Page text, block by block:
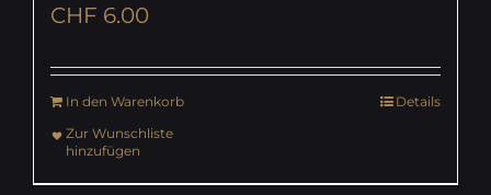
CHF 6.00
In den Warenkorb
Details
Zur Wunschliste
hinzufügen